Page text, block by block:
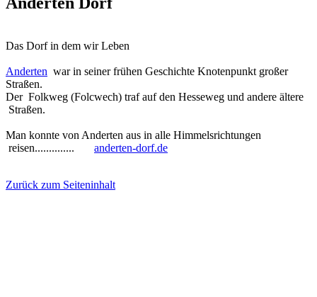
Das Dorf in dem wir Leben
Anderten war in seiner frühen Geschichte Knotenpunkt großer
Straßen.
Der Folkweg (Folcwech) traf auf den Hesseweg und andere ältere
Straßen.
Man konnte von Anderten aus in alle Himmelsrichtungen
reisen.............. anderten-dorf.de
Zurück zum Seiteninhalt